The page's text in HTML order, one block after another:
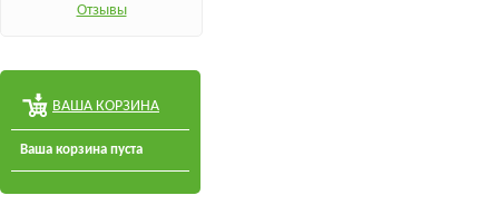
Отзывы
ВАША КОРЗИНА
Ваша корзина пуста